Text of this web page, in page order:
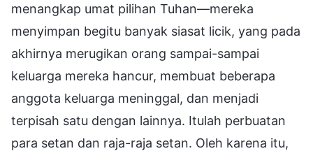
menangkap umat pilihan Tuhan—mereka
menyimpan begitu banyak siasat licik, yang pada
akhirnya merugikan orang sampai-sampai
keluarga mereka hancur, membuat beberapa
anggota keluarga meninggal, dan menjadi
terpisah satu dengan lainnya. Itulah perbuatan
para setan dan raja-raja setan. Oleh karena itu,